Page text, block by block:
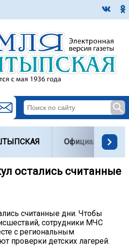
Официально
остались считанные
считанные дни. Чтобы
сотрудники МЧС
с региональным
проверки детских лагерей.